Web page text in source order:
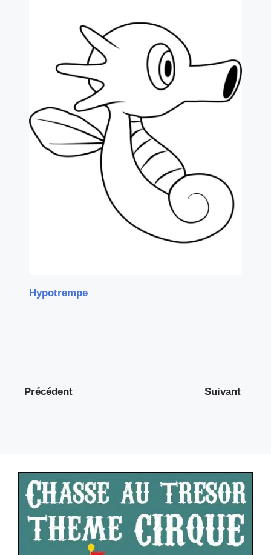
Hypotrempe
Précédent Suivant